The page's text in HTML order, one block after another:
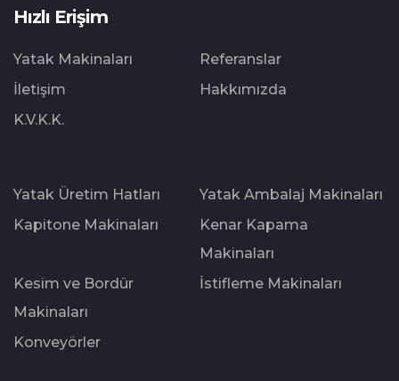
Hızlı Erişim
Yatak Makinaları
Referanslar
İletişim
Hakkımızda
K.V.K.K.
Yatak Üretim Hatları
Yatak Ambalaj Makinaları
Kapitone Makinaları
Kenar Kapama
Makinaları
Kesim ve Bordür
Makinaları
İstifleme Makinaları
Konveyörler